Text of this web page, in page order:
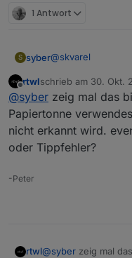
1 Antwort
S syber@skvarel
Danke für das
ich habe ein
Scriptstart sind alle
nach einer Weile,
Offline
rtwlschrieb am 30. Okt.
zuletzt editiert von
@syber zeig mal das
Papiertonne
nicht erkannt wird.
oder Tippfehler?
-Peter
rtwl@syber zeig mal